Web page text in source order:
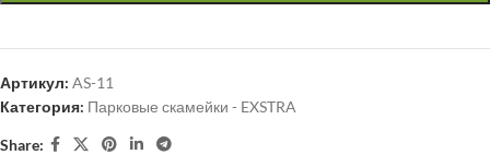
Артикул: AS-11
Категория: Парковые скамейки - EXSTRA
Share: